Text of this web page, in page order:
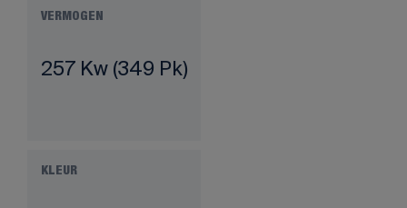
VERMOGEN
257 Kw (349 Pk)
KLEUR